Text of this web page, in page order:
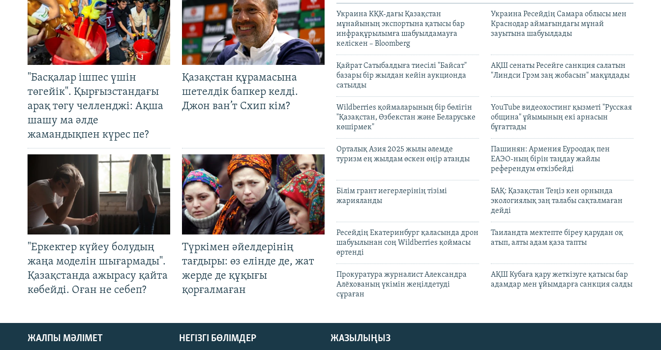
"Басқалар ішпес үшін
төгейік". Қырғызстандағы
арақ төгу челленджі: Ақша
шашу ма әлде
жамандықпен күрес пе?
Қазақстан құрамасына
шетелдік бапкер келді.
Джон ван’т Схип кім?
"Еркектер күйеу болудың
жаңа моделін шығармады".
Қазақстанда ажырасу қайта
көбейді. Оған не себеп?
Түркімен әйелдерінің
тағдыры: өз елінде де, жат
жерде де құқығы
қорғалмаған
Украина КҚК-дағы Қазақстан
мұнайының экспортына қатысы бар
инфрақұрылымға шабуылдамауға
келіскен – Bloomberg
Украина Ресейдің Самара облысы мен
Краснодар аймағындағы мұнай
зауытына шабуылдады
Қайрат Сатыбалдыға тиесілі "Байсат"
базары бір жылдан кейін аукционда
сатылды
АҚШ сенаты Ресейге санкция салатын
"Линдси Грэм заң жобасын" мақұлдады
Wildberries қоймаларының бір бөлігін
"Қазақстан, Өзбекстан және Беларуське
көшірмек"
YouTube видеохостинг қызметі "Русская
община" ұйымының екі арнасын
бұғаттады
Орталық Азия 2025 жылы әлемде
туризм ең жылдам өскен өңір атанды
Пашинян: Армения Еуроодақ пен
ЕАЭО-ның бірін таңдау жайлы
референдум өткізбейді
Білім грант иегерлерінің тізімі
жарияланды
БАҚ: Қазақстан Теңіз кен орнында
экологиялық заң талабы сақталмаған
дейді
Ресейдің Екатеринбург қаласында дрон
шабуылынан соң Wildberries қоймасы
өртенді
Таиландта мектепте біреу қарудан оқ
атып, алты адам қаза тапты
Прокуратура журналист Александра
Алёхованың үкімін жеңілдетуді
сұраған
АҚШ Кубаға қару жеткізуге қатысы бар
адамдар мен ұйымдарға санкция салды
ЖАЗЫЛЫҢЫЗ
ЖАЛПЫ МӘЛІМЕТ НЕГІЗГІ БӨЛІМДЕР